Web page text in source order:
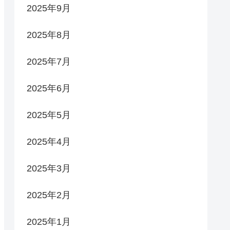
2025年9月
2025年8月
2025年7月
2025年6月
2025年5月
2025年4月
2025年3月
2025年2月
2025年1月